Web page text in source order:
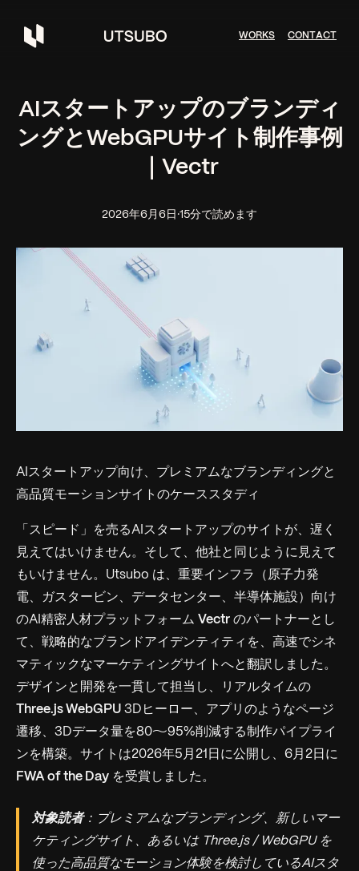
WORKS CONTACT
AIスタートアップのブランディ
ングとWebGPUサイト制作事例
｜Vectr
2026年6月6日 ·15分で読めます
AIスタートアップ向け、プレミアムなブランディングと
高品質モーションサイトのケーススタディ
「スピード」を売るAIスタートアップのサイトが、遅く
見えてはいけません。そして、他社と同じように見えて
もいけません。Utsubo は、重要インフラ（原子力発
電、ガスタービン、データセンター、半導体施設）向け
のAI精密人材プラットフォーム Vectr のパートナーとし
て、戦略的なブランドアイデンティティを、高速でシネ
マティックなマーケティングサイトへと翻訳しました。
デザインと開発を一貫して担当し、リアルタイムの
Three.js WebGPU 3Dヒーロー、アプリのようなページ
遷移、3Dデータ量を80〜95%削減する制作パイプライ
ンを構築。サイトは2026年5月21日に公開し、6月2日に
FWA of the Day を受賞しました。
対象読者：プレミアムなブランディング、新しいマー
ケティングサイト、あるいは Three.js / WebGPU を
使った高品質なモーション体験を検討しているAIスタ